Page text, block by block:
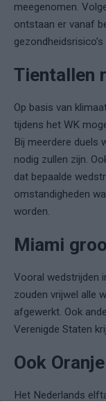
meegenomen.
ontstaan er vanaf
Tientallen
Op basis van
tijdens het WK
Bij meerdere duels
nodig zullen zijn.
dat bepaalde
omstandigheden
worden.
Miami
Vooral wedstrijden
zouden vrijwel alle
afgewerkt. Ook
Verenigde Staten
Ook
Het Nederlands